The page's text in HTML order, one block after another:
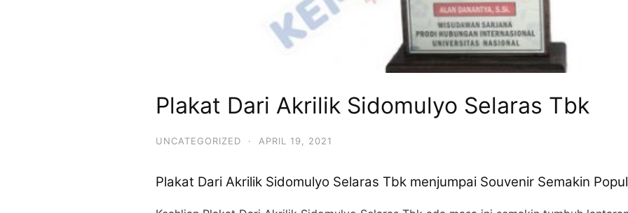
Plakat Dari Akrilik Sidomulyo Selaras Tbk
UNCATEGORIZED · APRIL 19, 2021
Plakat Dari Akrilik Sidomulyo Selaras Tbk menjumpai Souvenir Semakin